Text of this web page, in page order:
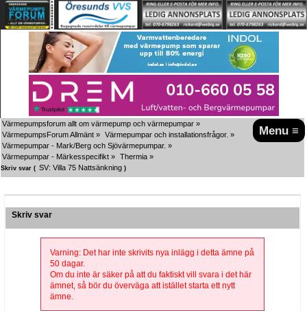
Menu ≡
Värmepumpsforum allt om värmepump och värmepumpar »
VärmepumpsForum Allmänt » Värmepumpar och installationsfrågor. »
Värmepumpar - Mark/Berg och Sjövärmepumpar. »
Värmepumpar - Märkesspecifikt » Thermia »
Skriv svar ( SV: Villa 75 Nattsänkning )
Skriv svar
Varning: Det har inte skrivits nya inlägg i detta ämne på
50 dagar.
Om du inte är säker på att du faktiskt vill svara i det här
ämnet, så bör du överväga att istället starta ett nytt
ämne.